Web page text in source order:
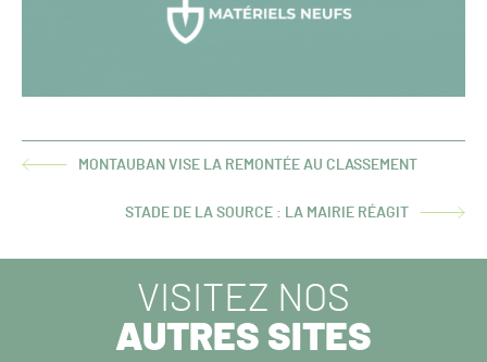
ARTICLEMONTAUBAN VISE LA REMONTÉE AU CLASSEMENT
ARTICLE
STADE DE LA SOURCE : LA MAIRIE RÉAGIT
VISITEZ NOS
AUTRES SITES